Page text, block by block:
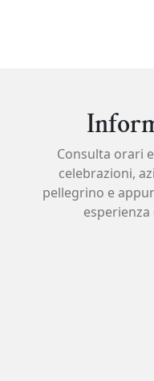
Consulta orari
celebrazioni,
pellegrino e
esperienza